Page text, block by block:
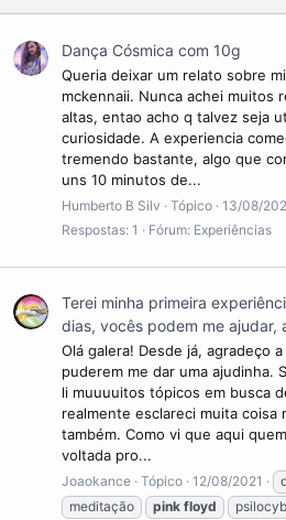
saúde mental. Waters se tornou o
temático, desenvolvendo os
Dark Side of the Moon (1973), Wish
Animals (1977), The Wall (1979) e
também compôs várias trilhas
Após tensões pessoais, Wright
seguido por Waters em 1985.
se apresentar como "Pink Floyd",
Wright. Os três produziram mais
Lapse of Reason (1987) e The
reuniram para uma apresentação
conscientização global Live 8. Barrett
em 2008. O último álbum de estúdio
River (2014), foi baseado em
gravação de The Division Bell.
A banda foi um dos primeiros grupos
foi influente em gêneros como o
ambiente. Quatro álbuns chegaram
estadunidenses ou britânicas; as
(1967) e "Another Brick in the Wall,
únicos singles entre os dez mais
Dança Cósmica com 10g
Queria deixar um relato sobre
mckennaii. Nunca achei muitos
altas, entao acho q talvez seja
curiosidade. A experiencia
tremendo bastante, algo que
uns 10 minutos de...
Humberto B Silv Tópico 13/08/
Respostas: 1
Fórum: Experiências
Terei minha primeira
dias, vocês podem me ajudar,
Olá galera! Desde já, agradeço
puderem me dar uma ajudinha.
li muuuuitos tópicos em busca
realmente esclareci muita coisa
também. Como vi que aqui
voltada pro...
Joaokance Tópico 12/08/2021
meditação
pink floyd